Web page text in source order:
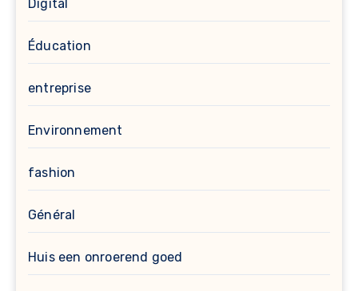
Digital
Éducation
entreprise
Environnement
fashion
Général
Huis een onroerend goed